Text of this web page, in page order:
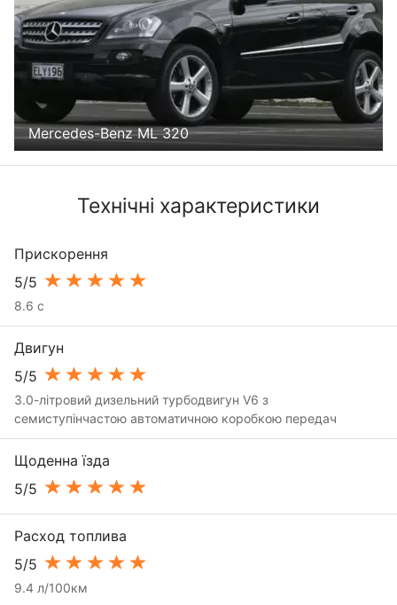
Mercedes-Benz ML 320
Технічні характеристики
Прискорення
5/5
8.6 с
Двигун
5/5
3.0-літровий дизельний турбодвигун V6 з
семиступінчастою автоматичною коробкою передач
Щоденна їзда
5/5
Расход топлива
5/5
9.4 л/100км